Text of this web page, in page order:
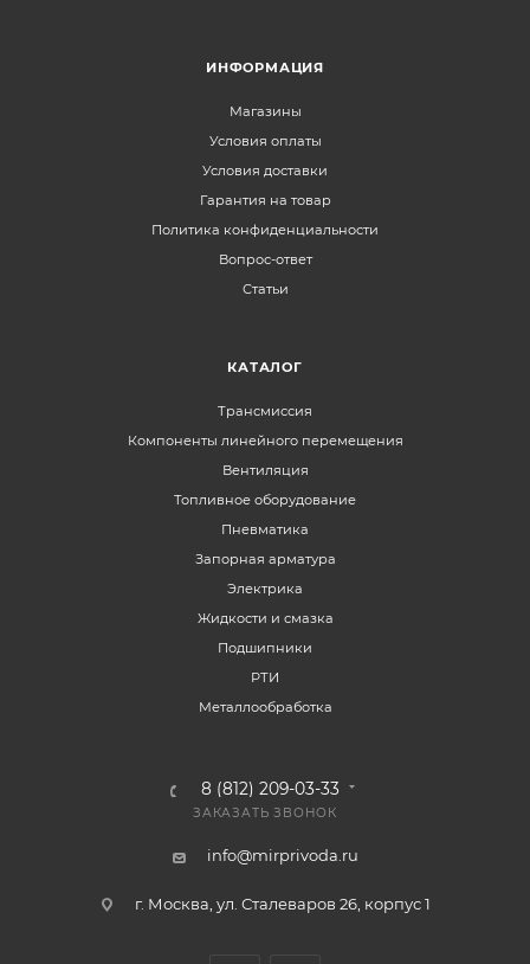
ИНФОРМАЦИЯ
Магазины
Условия оплаты
Условия доставки
Гарантия на товар
Политика конфиденциальности
Вопрос-ответ
Статьи
КАТАЛОГ
Трансмиссия
Компоненты линейного перемещения
Вентиляция
Топливное оборудование
Пневматика
Запорная арматура
Электрика
Жидкости и смазка
Подшипники
РТИ
Металлообработка
8 (812) 209-03-33
ЗАКАЗАТЬ ЗВОНОК
info@mirprivoda.ru
г. Москва, ул. Сталеваров 26, корпус 1